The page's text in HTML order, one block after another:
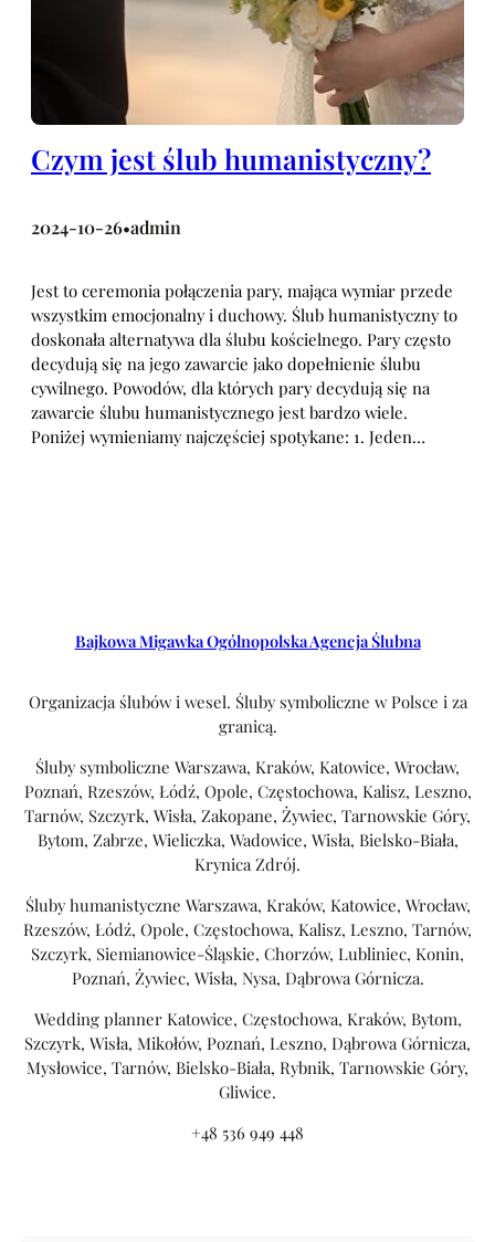
Czym jest ślub humanistyczny?
2024-10-26•admin
Jest to ceremonia połączenia pary, mająca wymiar przede
wszystkim emocjonalny i duchowy. Ślub humanistyczny to
doskonała alternatywa dla ślubu kościelnego. Pary często
decydują się na jego zawarcie jako dopełnienie ślubu
cywilnego. Powodów, dla których pary decydują się na
zawarcie ślubu humanistycznego jest bardzo wiele.
Poniżej wymieniamy najczęściej spotykane: 1. Jeden…
Bajkowa Migawka Ogólnopolska Agencja Ślubna
Organizacja ślubów i wesel. Śluby symboliczne w Polsce i za
granicą.
Śluby symboliczne Warszawa, Kraków, Katowice, Wrocław,
Poznań, Rzeszów, Łódź, Opole, Częstochowa, Kalisz, Leszno,
Tarnów, Szczyrk, Wisła, Zakopane, Żywiec, Tarnowskie Góry,
Bytom, Zabrze, Wieliczka, Wadowice, Wisła, Bielsko-Biała,
Krynica Zdrój.
Śluby humanistyczne Warszawa, Kraków, Katowice, Wrocław,
Rzeszów, Łódź, Opole, Częstochowa, Kalisz, Leszno, Tarnów,
Szczyrk, Siemianowice-Śląskie, Chorzów, Lubliniec, Konin,
Poznań, Żywiec, Wisła, Nysa, Dąbrowa Górnicza.
Wedding planner Katowice, Częstochowa, Kraków, Bytom,
Szczyrk, Wisła, Mikołów, Poznań, Leszno, Dąbrowa Górnicza,
Mysłowice, Tarnów, Bielsko-Biała, Rybnik, Tarnowskie Góry,
Gliwice.
+48 536 949 448